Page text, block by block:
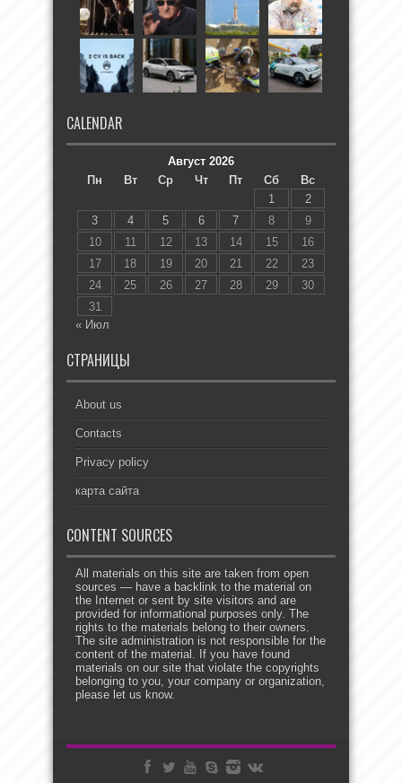
CALENDAR
Август 2026
Пн
Вт Ср Чт Пт Сб
Вс
1
2
3
4 5 6 7 8
9
10
11 12 13 14 15
16
17
18 19 20 21 22
23
24
25 26 27 28 29
30
31
« Июл
СТРАНИЦЫ
About us
Contacts
Privacy policy
карта сайта
CONTENT SOURCES
All materials on this site are taken from open
sources — have a backlink to the material on
the Internet or sent by site visitors and are
provided for informational purposes only. The
rights to the materials belong to their owners.
The site administration is not responsible for the
content of the material. If you have found
materials on our site that violate the copyrights
belonging to you, your company or organization,
please let us know.